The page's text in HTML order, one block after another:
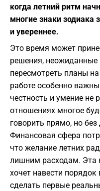
когда летний ритм
многие знаки зодиака
и увереннее.
Это время может
решения,
пересмотреть планы
работе особенно
честность и умение не
отношениях многое
говорить прямо, но
Финансовая сфера
что желание летних
лишним расходам. Эта
хочет навести порядок
сделать первые